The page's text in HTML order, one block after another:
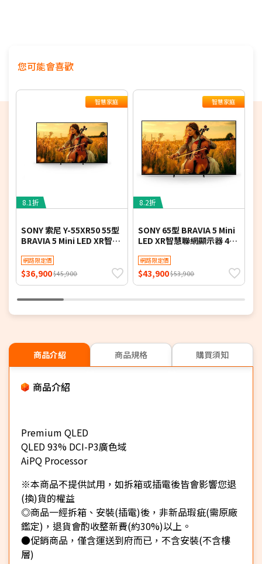
任釐清無法確實。
★為保障雙方，請自行開箱錄影，避免商品毀損、破片爭議
★電視如需加購到府安裝服務，請備注在訂單中，收到訂單
後將依不同尺寸另外報價，安裝費用將現場收費
單順序陸續出貨，如遇原廠供貨延遲，將會再另外發送簡訊
若您同意以上約定事項再行下單，謝謝。
您可能會喜歡
智慧家庭
8.1折
SONY 索尼 Y-55XR50 55型
BRAVIA 5 Mini LED XR智慧
網路限定價
$36,900$45,900
智慧家庭
8.2折
SONY 65型 BRAVIA 5 Mini
LED XR智慧聯網顯示器 4K
網路限定價
$43,900$53,900
商品介紹 商品規格 購買須知
商品介紹
Premium QLED
QLED 93% DCI-P3廣色域
AiPQ Processor
※本商品不提供試用，如拆箱或插電後皆會影響您退
(換)貨的權益
◎商品一經拆箱、安裝(插電)後，非新品瑕疵(需原廠
鑑定)，退貨會酌收整新費(約30%)以上。
●促銷商品，僅含運送到府而已，不含安裝(不含樓
層)